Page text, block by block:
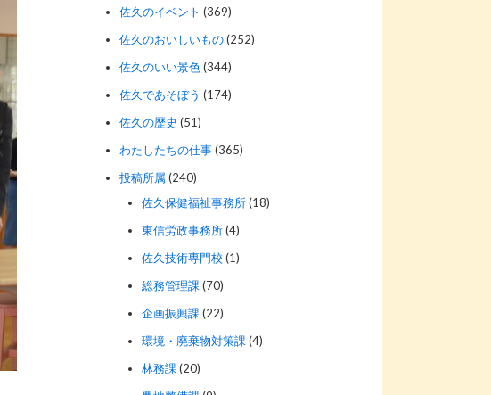
佐久のイベント (369)
佐久のおいしいもの(252)
佐久のいい景色(344)
佐久であそぼう (174)
佐久の歴史 (51)
わたしたちの仕事(365)
投稿所属(240)
佐久保健福祉事務所(18)
東信労政事務所(4)
佐久技術専門校 (1)
総務管理課 (70)
企画振興課 (22)
環境・廃棄物対策課 (4)
林務課 (20)